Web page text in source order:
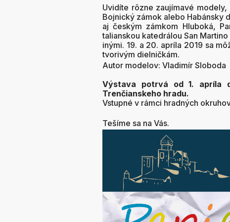
Uvidíte rôzne zaujímavé
Bojnický zámok alebo Habánsky
aj českým zámkom Hluboká,
talianskou katedrálou San
inými. 19. a 20. apríla 2019 sa
tvorivým dielničkám.
Autor modelov: Vladimír Sloboda
Výstava potrvá od 1. apríla
Trenčianskeho hradu.
Vstupné v rámci hradných
Tešíme sa na Vás.